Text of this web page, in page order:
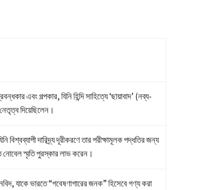
এবং গল্পকার, যিনি হিন্দি সাহিত্যে ‘ছায়াবাদ’ (নব্য-
দিয়েছিলেন।
বিশ্বব্যাপী দারিদ্র্য দূরীকরণে তার পরীক্ষামূলক পদ্ধতির জন্য
নোবেল স্মৃতি পুরস্কার লাভ করেন।
যাকে ভারতে “গবেষণাগারের জনক” হিসেবে গণ্য করা